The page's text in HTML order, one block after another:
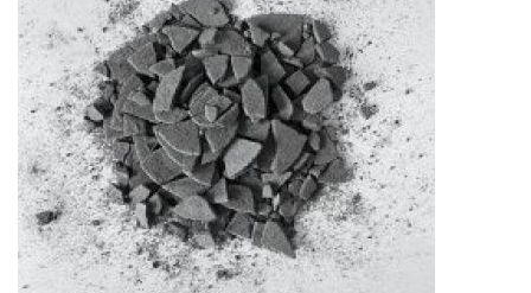
PATRONATY
WYWIADY
RECENZJE
DO CZYTANIA
NA EKRANIE
KONTAKT